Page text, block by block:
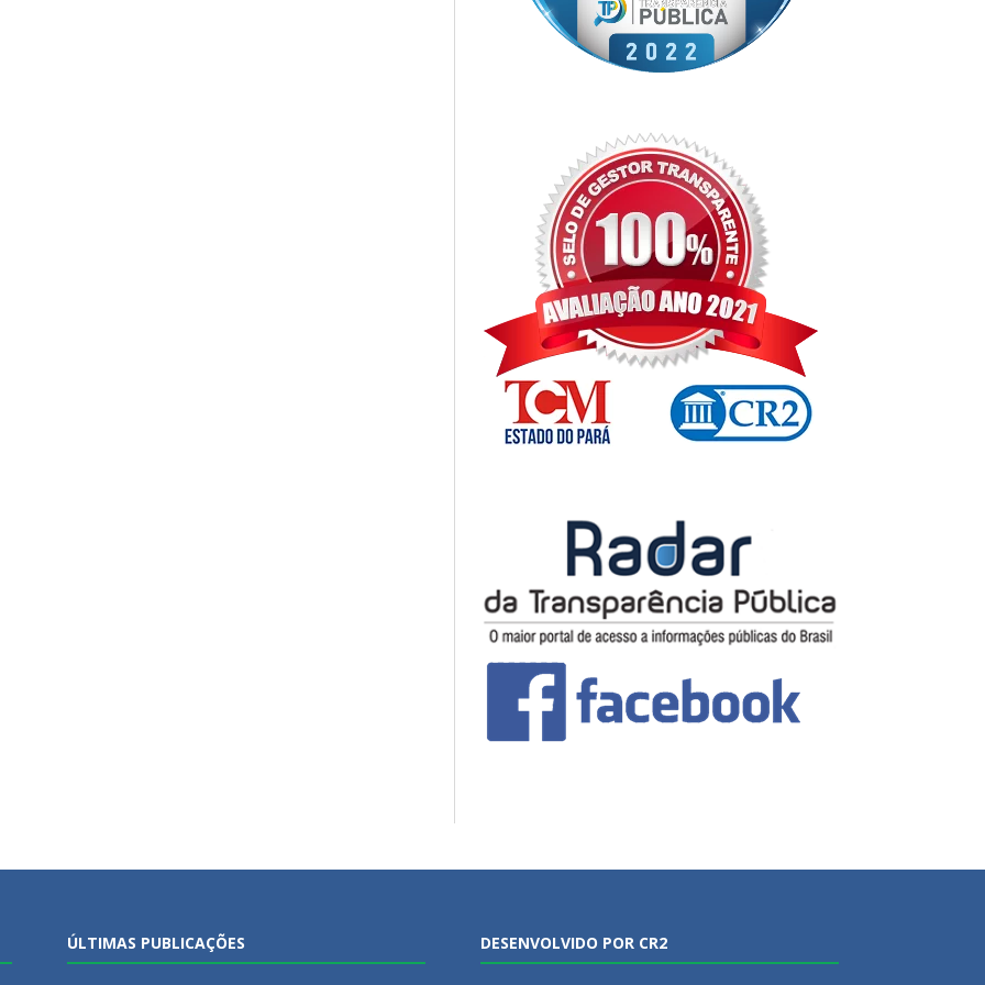
ÚLTIMAS PUBLICAÇÕES DESENVOLVIDO POR CR2